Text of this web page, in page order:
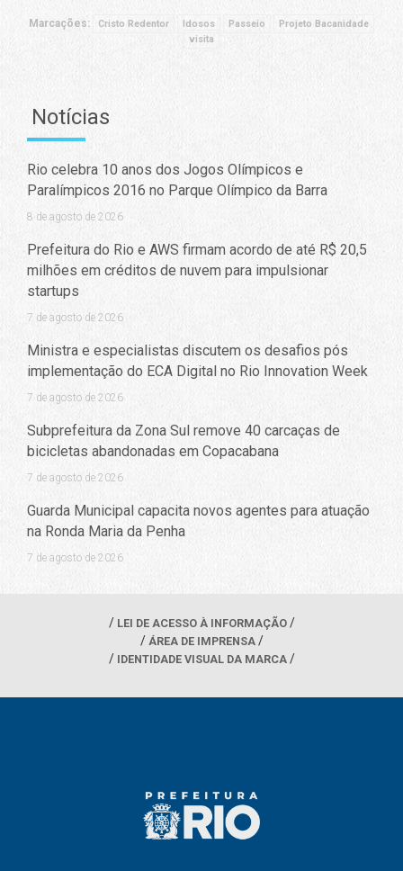
Marcações: Cristo Redentor Idosos Passeio
Projeto Bacanidade
visita
Notícias
Rio celebra 10 anos dos Jogos Olímpicos e
Paralímpicos 2016 no Parque Olímpico da Barra
8 de agosto de 2026
Prefeitura do Rio e AWS firmam acordo de até R$ 20,5
milhões em créditos de nuvem para impulsionar
startups
7 de agosto de 2026
Ministra e especialistas discutem os desafios pós
implementação do ECA Digital no Rio Innovation Week
7 de agosto de 2026
Subprefeitura da Zona Sul remove 40 carcaças de
bicicletas abandonadas em Copacabana
7 de agosto de 2026
Guarda Municipal capacita novos agentes para atuação
na Ronda Maria da Penha
7 de agosto de 2026
LEI DE ACESSO À INFORMAÇÃO
ÁREA DE IMPRENSA
IDENTIDADE VISUAL DA MARCA